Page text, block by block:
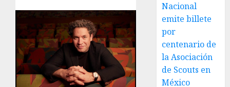
Nacional
emite billete
por
centenario de
la Asociación
de Scouts en
México